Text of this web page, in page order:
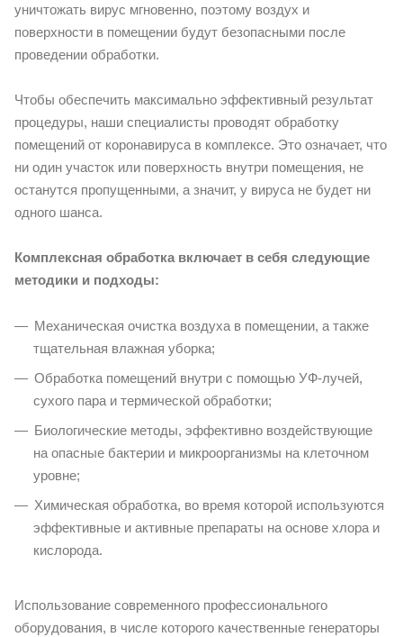
уничтожать вирус мгновенно, поэтому воздух и
поверхности в помещении будут безопасными после
проведении обработки.
Чтобы обеспечить максимально эффективный результат
процедуры, наши специалисты проводят обработку
помещений от коронавируса в комплексе. Это означает, что
ни один участок или поверхность внутри помещения, не
останутся пропущенными, а значит, у вируса не будет ни
одного шанса.
Комплексная обработка включает в себя следующие
методики и подходы:
Механическая очистка воздуха в помещении, а также
тщательная влажная уборка;
Обработка помещений внутри с помощью УФ-лучей,
сухого пара и термической обработки;
Биологические методы, эффективно воздействующие
на опасные бактерии и микроорганизмы на клеточном
уровне;
Химическая обработка, во время которой используются
эффективные и активные препараты на основе хлора и
кислорода.
Использование современного профессионального
оборудования, в числе которого качественные генераторы